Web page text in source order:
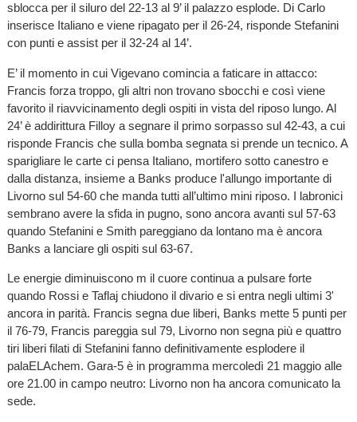
sblocca per il siluro del 22-13 al 9’ il palazzo esplode. Di Carlo
inserisce Italiano e viene ripagato per il 26-24, risponde Stefanini
con punti e assist per il 32-24 al 14’.
E’ il momento in cui Vigevano comincia a faticare in attacco:
Francis forza troppo, gli altri non trovano sbocchi e così viene
favorito il riavvicinamento degli ospiti in vista del riposo lungo. Al
24’ è addirittura Filloy a segnare il primo sorpasso sul 42-43, a cui
risponde Francis che sulla bomba segnata si prende un tecnico. A
sparigliare le carte ci pensa Italiano, mortifero sotto canestro e
dalla distanza, insieme a Banks produce l'allungo importante di
Livorno sul 54-60 che manda tutti all’ultimo mini riposo. I labronici
sembrano avere la sfida in pugno, sono ancora avanti sul 57-63
quando Stefanini e Smith pareggiano da lontano ma è ancora
Banks a lanciare gli ospiti sul 63-67.
Le energie diminuiscono m il cuore continua a pulsare forte
quando Rossi e Taflaj chiudono il divario e si entra negli ultimi 3'
ancora in parità. Francis segna due liberi, Banks mette 5 punti per
il 76-79, Francis pareggia sul 79, Livorno non segna più e quattro
tiri liberi filati di Stefanini fanno definitivamente esplodere il
palaELAchem. Gara-5 è in programma mercoledì 21 maggio alle
ore 21.00 in campo neutro: Livorno non ha ancora comunicato la
sede.